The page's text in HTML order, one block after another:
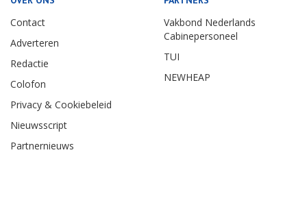
Contact
Adverteren
Redactie
Colofon
Privacy & Cookiebeleid
Nieuwsscript
Partnernieuws
Vakbond Nederlands
Cabinepersoneel
TUI
NEWHEAP